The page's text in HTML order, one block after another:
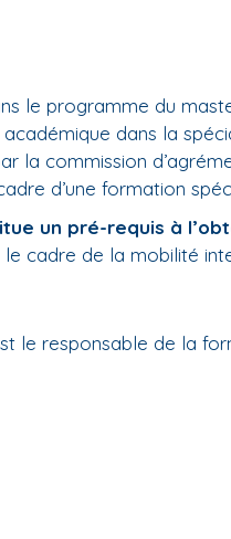
le programme du
dans la
la commission
d’une formation
un pré-requis à
le cadre de la mobilité
le responsable de la